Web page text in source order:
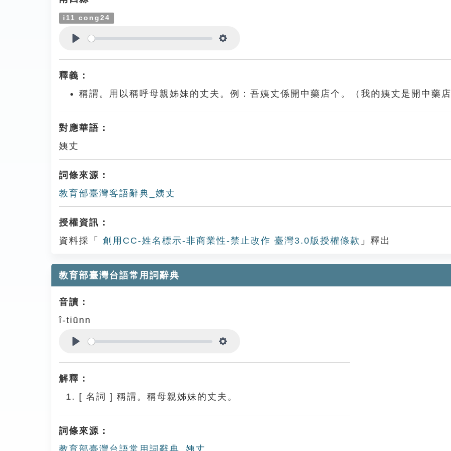
i11 cong24
釋義：
稱謂。用以稱呼母親姊妹的丈夫。例：吾姨丈係開中藥店个。（我的姨丈是開中藥
對應華語：
姨丈
詞條來源：
教育部臺灣客語辭典_姨丈
授權資訊：
資料採「
創用CC-姓名標示-非商業性-禁止改作 臺灣3.0版授權條款 」釋出
教育部臺灣台語常用詞辭典
音讀：
î-tiūnn
解釋：
[ 名詞 ] 稱謂。稱母親姊妹的丈夫。
詞條來源：
教育部臺灣台語常用詞辭典_姨丈